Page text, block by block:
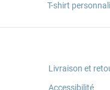
T-shirt
Livraison et
Accessibilité